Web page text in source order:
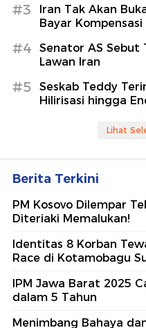
#3
Iran Tak Akan
Bayar
#4
Senator AS Sebut
Lawan Iran
#5
Seskab Teddy
Hilirisasi hingga
Lihat
Berita Terkini
PM Kosovo Dilempar
Diteriaki Memalukan!
Identitas 8 Korban
Race di Kotamobagu
IPM Jawa Barat 2025
dalam 5 Tahun
Menimbang Bahaya